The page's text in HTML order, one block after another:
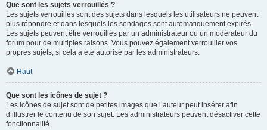
Que sont les sujets verrouillés ?
Les sujets verrouillés sont des sujets dans lesquels les utilisateurs ne peuvent
plus répondre et dans lesquels les sondages sont automatiquement expirés.
Les sujets peuvent être verrouillés par un administrateur ou un modérateur du
forum pour de multiples raisons. Vous pouvez également verrouiller vos
propres sujets, si cela a été autorisé par les administrateurs.
Haut
Que sont les icônes de sujet ?
Les icônes de sujet sont de petites images que l’auteur peut insérer afin
d’illustrer le contenu de son sujet. Les administrateurs peuvent désactiver cette
fonctionnalité.